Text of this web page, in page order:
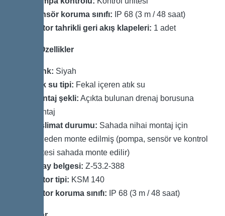
Sensör koruma sınıfı: IP 68 (3 m / 48 saat)
Motor tahrikli geri akış klapeleri: 1 adet
Genel Özellikler
Renk: Siyah
Atık su tipi: Fekal içeren atık su
Montaj şekli: Açıkta bulunan drenaj borusuna
montaj
Teslimat durumu: Sahada nihai montaj için
önceden monte edilmiş (pompa, sensör ve kontrol
ünitesi sahada monte edilir)
Onay belgesi: Z-53.2-388
Motor tipi: KSM 140
Motor koruma sınıfı: IP 68 (3 m / 48 saat)